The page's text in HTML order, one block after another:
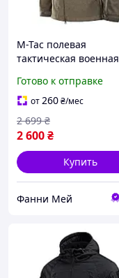
M-Tac полевая
тактическая военная
молнии с велкро
панелями Alpha
Microfleece Gen.II
Готово к отправке
от260₴/мес
2 600₴
2 699 ₴
Купить
Фанни Мей